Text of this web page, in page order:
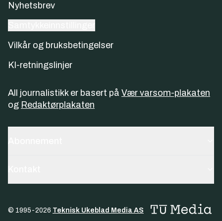
Nyhetsbrev
Vilkår og bruksbetingelser
KI-retningslinjer
All journalistikk er basert på Vær varsom-plakaten
og Redaktørplakaten
© 1995-2026 Teknisk Ukeblad Media AS